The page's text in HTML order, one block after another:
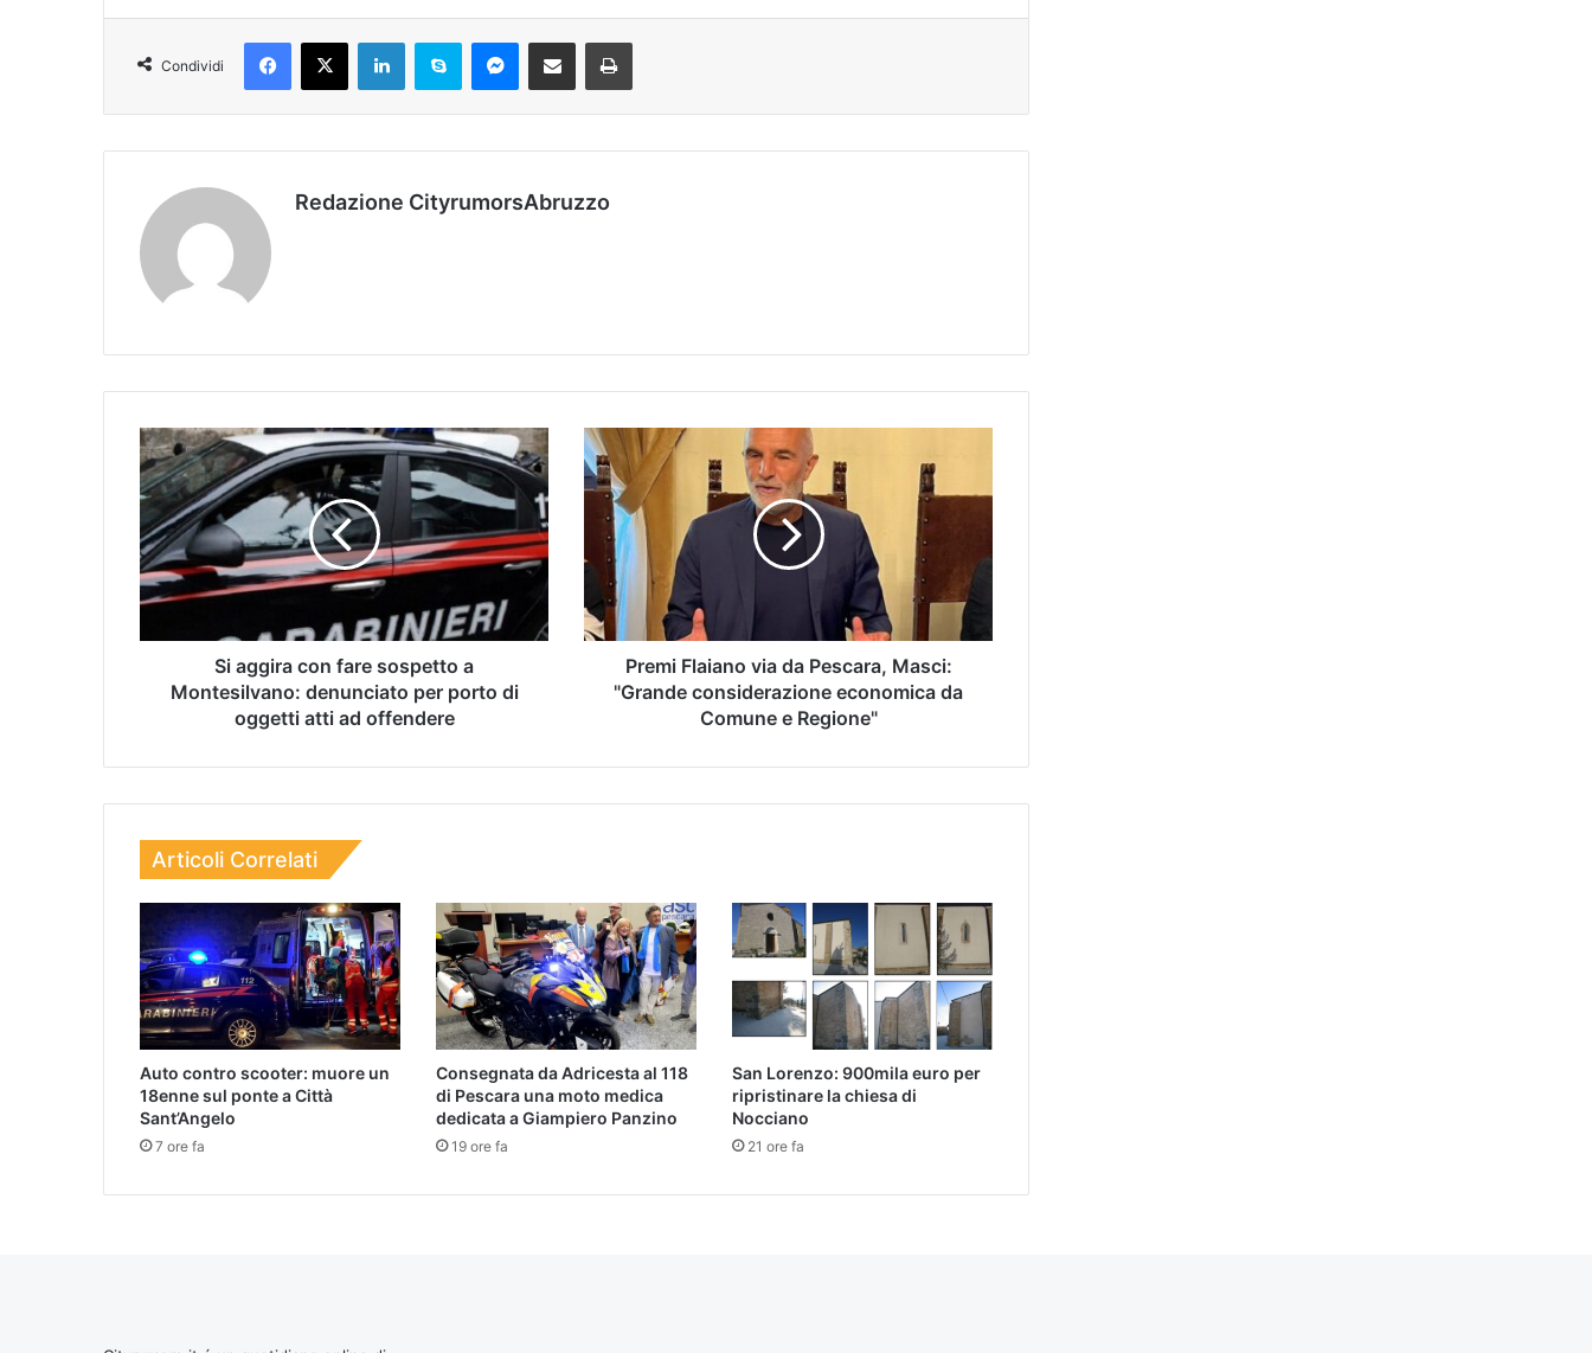
Condividi
Redazione CityrumorsAbruzzo
Si aggira con fare sospetto a
Montesilvano: denunciato per porto di
oggetti atti ad offendere
Premi Flaiano via da Pescara, Masci:
"Grande considerazione economica da
Comune e Regione"
Articoli Correlati
Auto contro scooter: muore un
18enne sul ponte a Città
Sant’Angelo
7 ore fa
Consegnata da Adricesta al 118
di Pescara una moto medica
dedicata a Giampiero Panzino
19 ore fa
San Lorenzo: 900mila euro per
ripristinare la chiesa di
Nocciano
21 ore fa